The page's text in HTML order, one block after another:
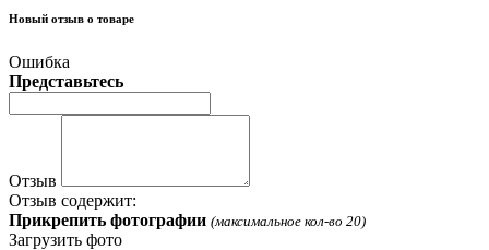
Новый отзыв о товаре
Ошибка
Представьтесь
Отзыв
Отзыв содержит:
Прикрепить фотографии (максимальное кол-во 20)
Загрузить фото